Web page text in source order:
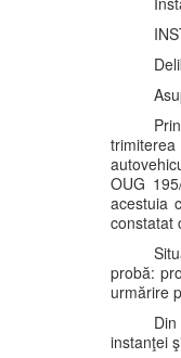
OUG
acestuia
constatat
probă:
urmărire
instanţei